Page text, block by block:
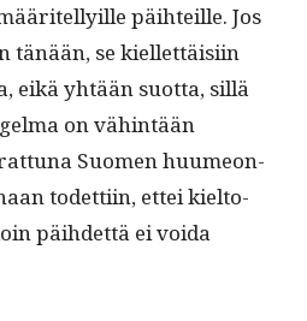
päi­hteille. Jos
tänään, se kiel­let­täisi­in
eikä yhtään suot­ta, sil­lä
on vähin­tään
Suomen huume­on­
todet­ti­in, ettei kiel­to­
päi­hdet­tä ei voi­da